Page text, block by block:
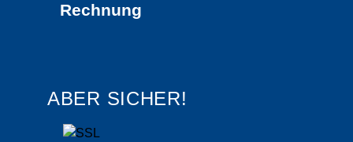
Rechnung
ABER SICHER!